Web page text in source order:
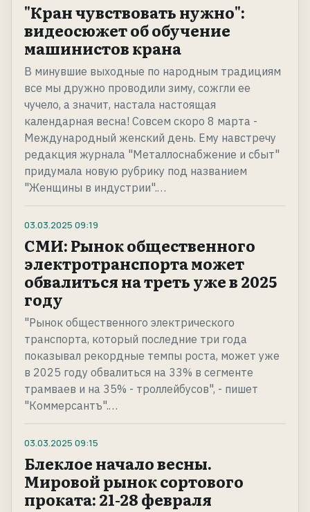
"Кран чувствовать нужно":
видеосюжет об обучение
машинистов крана
В минувшие выходные по народным традициям
все мы дружно проводили зиму, сожгли ее
чучело, а значит, настала настоящая
календарная весна! Совсем скоро 8 марта -
Международный женский день. Ему навстречу
редакция журнала "Металлоснабжение и сбыт"
придумала новую рубрику под названием
"Женщины в индустрии".…
03.03.2025 09:19
СМИ: Рынок общественного
электротранспорта может
обвалиться на треть уже в 2025
году
"Рынок общественного электрического
транспорта, который последние три года
показывал рекордные темпы роста, может уже
в 2025 году обвалиться на 33% в сегменте
трамваев и на 35% - троллейбусов", - пишет
"Коммерсантъ".…
03.03.2025 09:15
Блеклое начало весны.
Мировой рынок сортового
проката: 21-28 февраля